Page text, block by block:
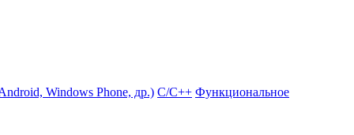
Windows Phone, др.) С/С++ Функциональное